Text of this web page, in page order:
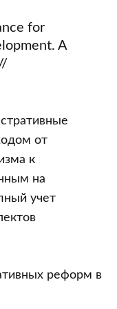
for
A
от
к
на
учет
реформ в